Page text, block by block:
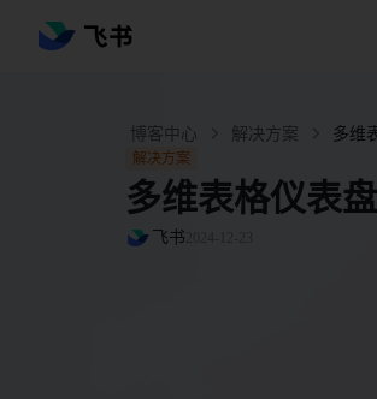
博客中心 解决方案
解决方案
多维表格仪表
飞书